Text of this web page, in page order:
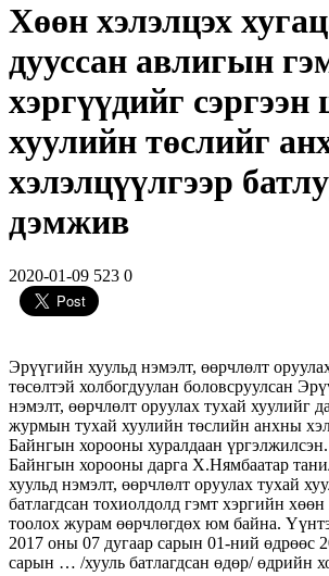
Хөөн хэлэлцэх
дууссан авлигын
хэргүүдийг
хуулийн төслийг
хэлэлцүүлгээр
дэмжив
2020-01-09 523 0
Эрүүгийн хуульд нэмэлт, өөрчлөлт
төсөлтэй холбогдуулан боловсруулсан
нэмэлт, өөрчлөлт оруулах тухай хуулийг
журмын тухай хуулийн төслийн анхны
Байнгын хорооны хуралдаан
Байнгын хорооны дарга Х.Нямбаатар
хуульд нэмэлт, өөрчлөлт оруулах тухай
батлагдсан тохиолдолд гэмт хэргийн хөөн
тоолох журам өөрчлөгдөх юм байна.
2017 оны 07 дугаар сарын 01-ний өдрөөс
сарын … /хууль батлагдсан өдөр/ өдрийн